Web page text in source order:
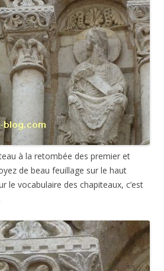
à la retombée des premier et
de beau feuillage sur le haut
le vocabulaire des chapiteaux, c’est